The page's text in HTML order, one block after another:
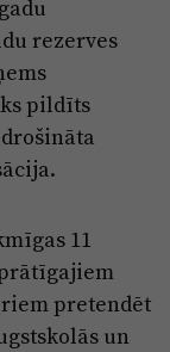
rezerves
pildīts
11
pretendēt
un